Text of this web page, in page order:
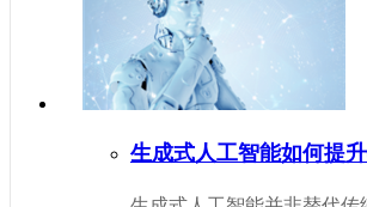
生成式人工智能如何提